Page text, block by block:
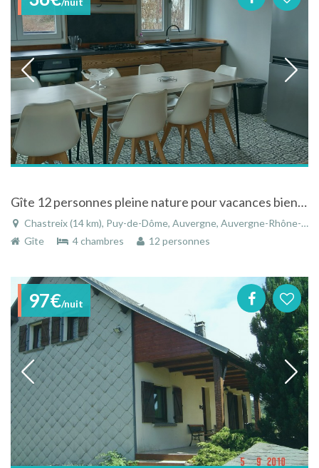
Gîte 12 personnes pleine nature pour vacances bien être et multiactivités
Chastreix (14 km), Puy-de-Dôme, Auvergne, Auvergne-Rhône-Alpes, France
Gîte
4 chambres 12 personnes
97€/nuit